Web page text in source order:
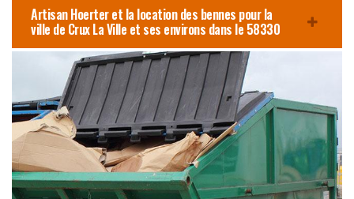
Artisan Hoerter et la location des bennes pour la
ville de Crux La Ville et ses environs dans le 58330